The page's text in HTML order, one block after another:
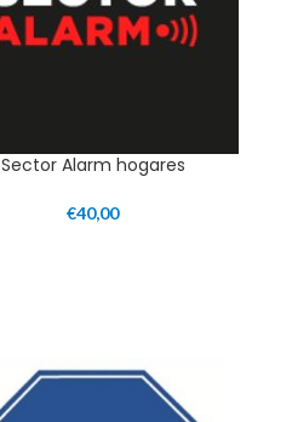
Sector Alarm hogares
€40,00